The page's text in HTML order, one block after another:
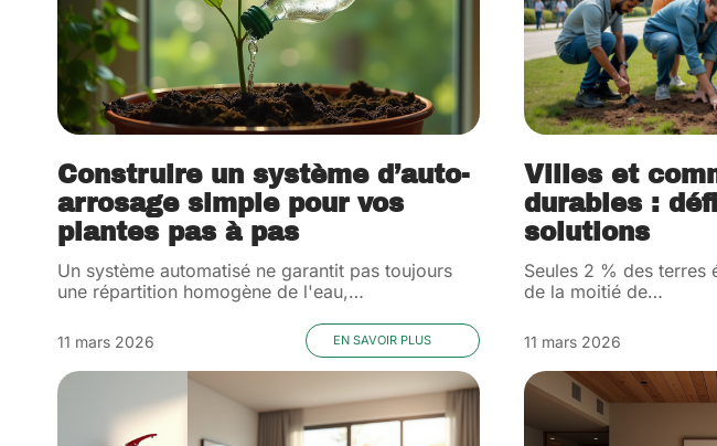
Construire un système d’auto-
arrosage simple pour vos
plantes pas à pas
Un système automatisé ne garantit pas toujours
une répartition homogène de l'eau,…
11 mars 2026 EN SAVOIR PLUS
Villes et
durables :
solutions
Seules 2 % des terres
de la moitié de…
11 mars 2026